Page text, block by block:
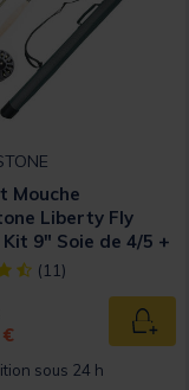
Mouche
Liberty Fly
9" Soie de 4/5 +
transport 105cm
out of 5
(11)
from
to
sous 24 h